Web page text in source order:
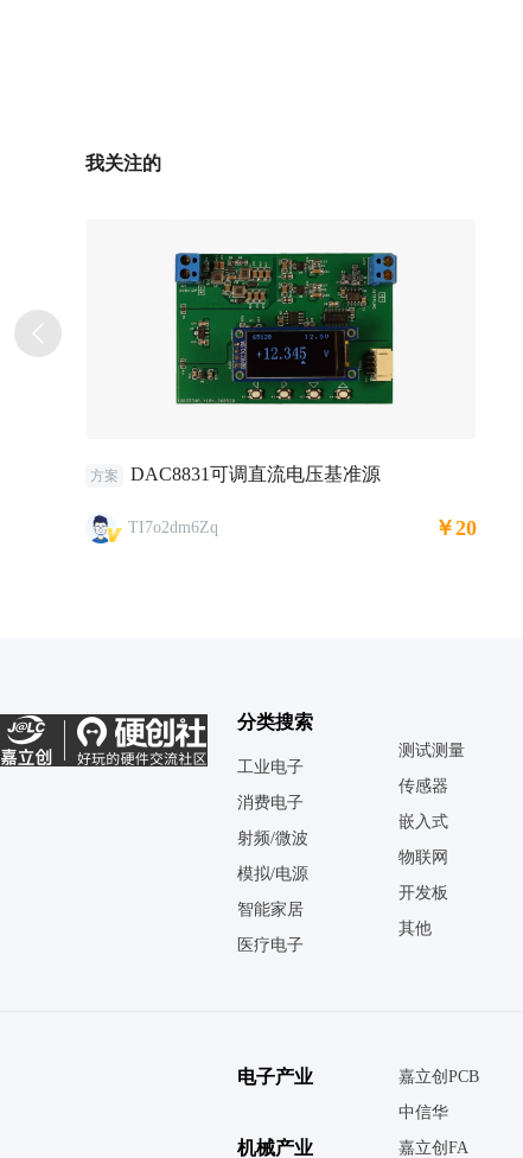
我关注的
方案 DAC8831可调直流电压基准源
TI7o2dm6Zq ￥20
分类搜索
工业电子
消费电子
射频/微波
模拟/电源
智能家居
医疗电子
测试测量
传感器
嵌入式
物联网
开发板
其他
电子产业 嘉立创PCB
中信华
机械产业 嘉立创FA